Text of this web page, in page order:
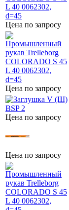
Цена по запросу
Цена по запросу
Цена по запросу
Цена по запросу